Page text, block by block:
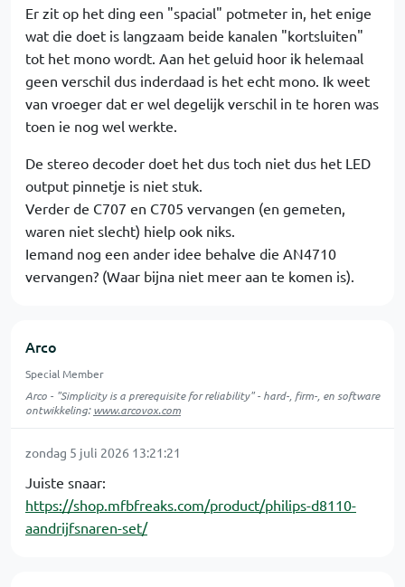
Er zit op het ding een "spacial" potmeter in, het enige
wat die doet is langzaam beide kanalen "kortsluiten"
tot het mono wordt. Aan het geluid hoor ik helemaal
geen verschil dus inderdaad is het echt mono. Ik weet
van vroeger dat er wel degelijk verschil in te horen was
toen ie nog wel werkte.
De stereo decoder doet het dus toch niet dus het LED
output pinnetje is niet stuk.
Verder de C707 en C705 vervangen (en gemeten,
waren niet slecht) hielp ook niks.
Iemand nog een ander idee behalve die AN4710
vervangen? (Waar bijna niet meer aan te komen is).
Arco
Special Member
Arco - "Simplicity is a prerequisite for reliability" - hard-, firm-, en software
ontwikkeling:www.arcovox.com
zondag 5 juli 2026 13:21:21
Juiste snaar:
https://shop.mfbfreaks.com/product/philips-d8110-
aandrijfsnaren-set/